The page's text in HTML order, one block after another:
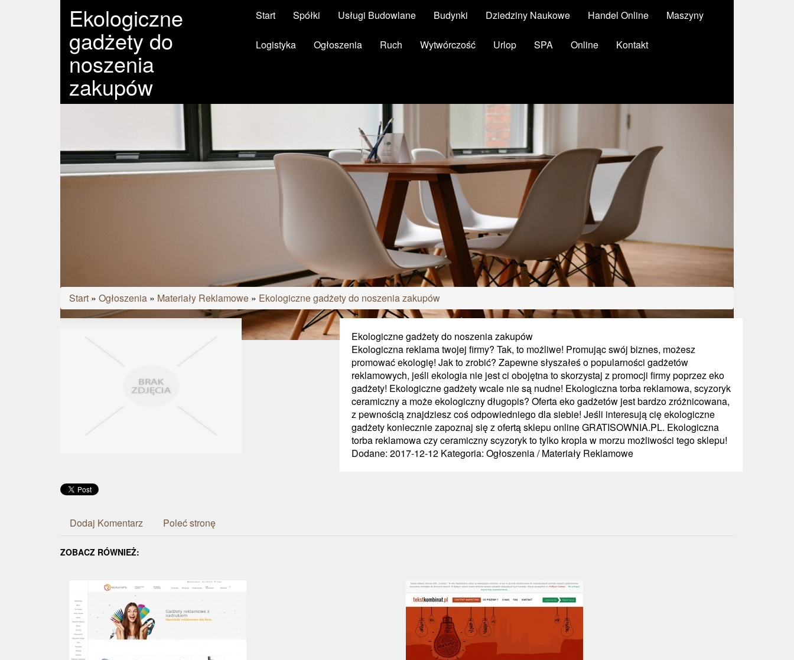
Ekologiczne
gadżety do
noszenia
zakupów
Start Spółki Usługi Budowlane Budynki Dziedziny Naukowe Handel Online Maszyny
Logistyka Ogłoszenia Ruch Wytwórczość Urlop SPA Online Kontakt
Start » Ogłoszenia » Materiały Reklamowe » Ekologiczne gadżety do noszenia zakupów
Ekologiczne gadżety do noszenia zakupów
Ekologiczna reklama twojej firmy? Tak, to możliwe! Promując swój biznes, możesz
promować ekologię! Jak to zrobić? Zapewne słyszałeś o popularności gadżetów
reklamowych, jeśli ekologia nie jest ci obojętna to skorzystaj z promocji firmy poprzez eko
gadżety! Ekologiczne gadżety wcale nie są nudne! Ekologiczna torba reklamowa, scyzoryk
ceramiczny a może ekologiczny długopis? Oferta eko gadżetów jest bardzo zróżnicowana,
z pewnością znajdziesz coś odpowiedniego dla siebie! Jeśli interesują cię ekologiczne
gadżety koniecznie zapoznaj się z ofertą sklepu online GRATISOWNIA.PL. Ekologiczna
torba reklamowa czy ceramiczny scyzoryk to tylko kropla w morzu możliwości tego sklepu!
Dodane: 2017-12-12 Kategoria: Ogłoszenia / Materiały Reklamowe
Dodaj Komentarz Poleć stronę
ZOBACZ RÓWNIEŻ: